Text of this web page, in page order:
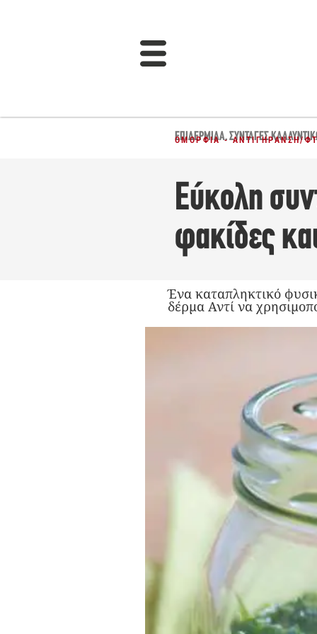
ΕΠΙΔΕΡΜΊΔΑ,ΣΥΝΤΑΓΈΣ
ΟΜΟΡΦΙΆ - ΑΝΤΙΓΉΡΑΝΣΗ/
Εύκολη
φακίδες
Ένα καταπληκτικό
δέρμα Αντί να